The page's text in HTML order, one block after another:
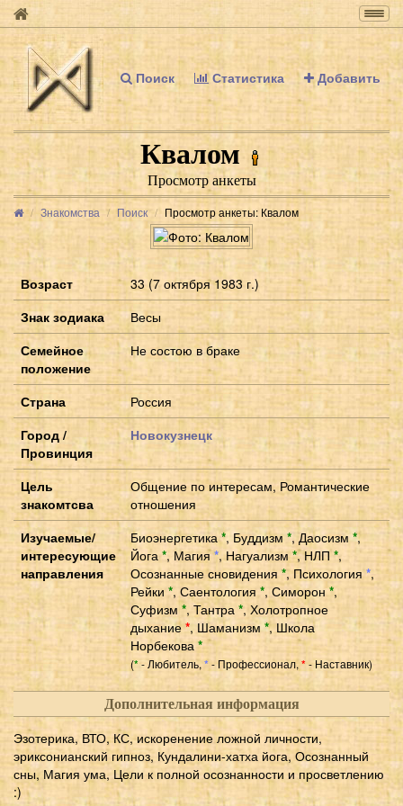
Поиск Статистика Добавить
Квалом
Просмотр анкеты
Знакомства Поиск Просмотр анкеты: Квалом
Возраст
33 (7 октября 1983 г.)
Знак зодиака
Весы
Семейное
положение
Не состою в браке
Страна
Россия
Город /
Провинция
Новокузнецк
Цель
знакомтсва
Общение по интересам, Романтические
отношения
Изучаемые/
интересующие
направления
Биоэнергетика*, Буддизм *, Даосизм *,
Йога *, Магия*,Нагуализм*,НЛП*,
Осознанные сновидения *,Психология*,
Рейки *, Саентология *, Симорон*,
Суфизм*, Тантра *, Холотропное
дыхание*, Шаманизм *,Школа
Норбекова*
(*- Любитель,*- Профессионал,*- Наставник)
Дополнительная информация
Эзотерика, ВТО, КС, искоренение ложной личности,
эриксонианский гипноз, Кундалини-хатха йога, Осознанный
сны, Магия ума, Цели к полной осознанности и просветлению
:)